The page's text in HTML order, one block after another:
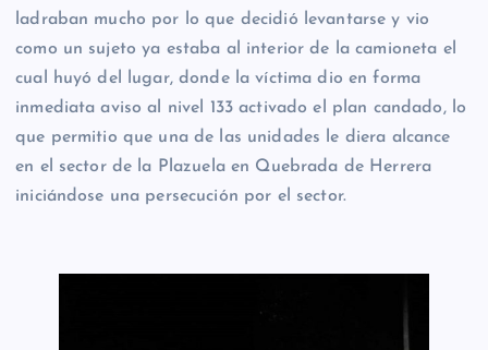
ladraban mucho por lo que decidió levantarse y vio
como un sujeto ya estaba al interior de la camioneta el
cual huyó del lugar, donde la víctima dio en forma
inmediata aviso al nivel 133 activado el plan candado, lo
que permitio que una de las unidades le diera alcance
en el sector de la Plazuela en Quebrada de Herrera
iniciándose una persecución por el sector.